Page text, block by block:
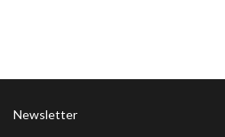
Newsletter